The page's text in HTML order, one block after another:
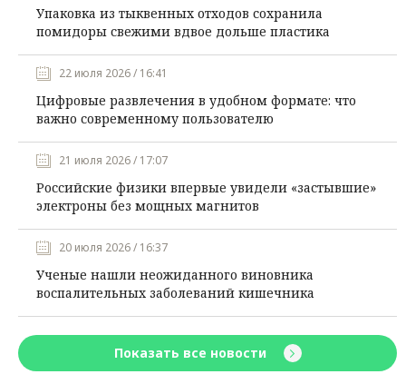
Упаковка из тыквенных отходов сохранила
помидоры свежими вдвое дольше пластика
22 июля 2026 / 16:41
Цифровые развлечения в удобном формате: что
важно современному пользователю
21 июля 2026 / 17:07
Российские физики впервые увидели «застывшие»
электроны без мощных магнитов
20 июля 2026 / 16:37
Ученые нашли неожиданного виновника
воспалительных заболеваний кишечника
Показать все новости